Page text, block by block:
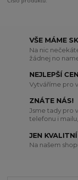
VŠE MÁME
Na nic
žádnej no
NEJLEPŠÍ
Vytváříme pro
ZNÁTE NÁS!
Jsme tady pro
telefonu i
JEN
Na našem